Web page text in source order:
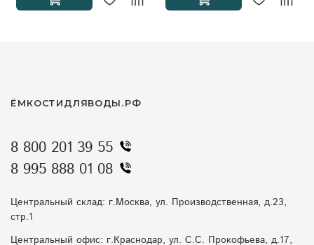
ЁМКОСТИДЛЯВОДЫ.РФ
8 800 201 39 55
8 995 888 01 08
Центральный склад: г.Москва, ул. Производственная, д.23,
стр.1
Центральный офис: г.Краснодар, ул. С.С. Прокофьева, д.17,